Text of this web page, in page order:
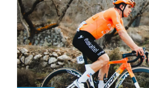
zure baimena Cookieen adierazpenean.
Webgune honek cookie propioak eta
fitxategiak erabiltzen ditu. Zure
zerbitzuak hobetzeko asmoz, cookie
baliatzen gara. Ohar hau onartuz gero,
erabiltzeko baimen esplizitua ematen